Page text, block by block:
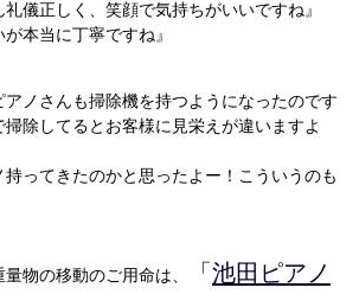
儀正しく、笑顔で気持ちがいいですね』
に丁寧ですね』
ノさんも掃除機を持つようになったのです
除してるとお客様に見栄えが違いますよ
たのかと思ったよー！こういうのも
物の移動のご用命は、 「 池田ピアノ